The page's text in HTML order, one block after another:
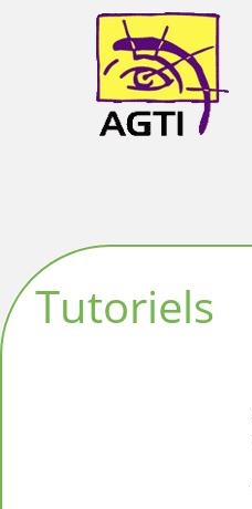
AGTI
Tutoriels